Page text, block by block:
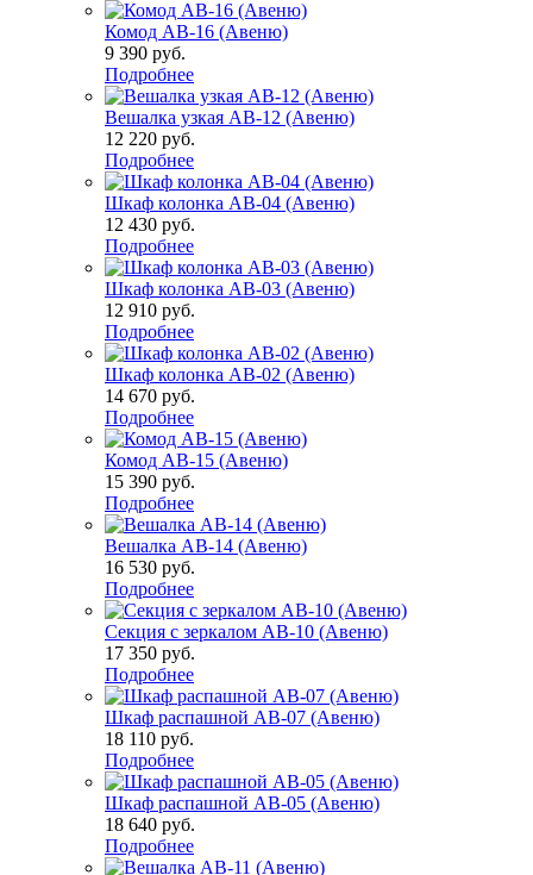
Комод АВ-16 (Авеню)
9 390 руб.
Подробнее
Вешалка узкая АВ-12 (Авеню)
12 220 руб.
Подробнее
Шкаф колонка АВ-04 (Авеню)
12 430 руб.
Подробнее
Шкаф колонка АВ-03 (Авеню)
12 910 руб.
Подробнее
Шкаф колонка АВ-02 (Авеню)
14 670 руб.
Подробнее
Комод АВ-15 (Авеню)
15 390 руб.
Подробнее
Вешалка АВ-14 (Авеню)
16 530 руб.
Подробнее
Секция с зеркалом АВ-10 (Авеню)
17 350 руб.
Подробнее
Шкаф распашной АВ-07 (Авеню)
18 110 руб.
Подробнее
Шкаф распашной АВ-05 (Авеню)
18 640 руб.
Подробнее